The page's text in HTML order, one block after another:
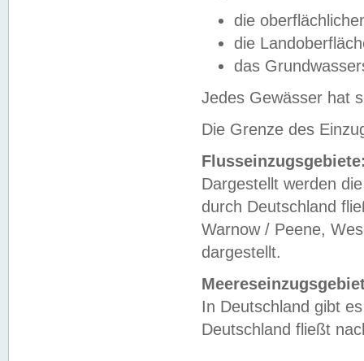
die
die
das
Jedes Gewässer hat
Die Grenze des
Dargestellt werden
durch Deutschland
Warnow / Peene,
dargestellt.
In Deutschland gibt
Deutschland fließt